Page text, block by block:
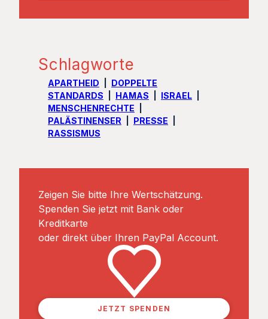
Schlagworte
APARTHEID
DOPPELTE
STANDARDS
HAMAS
ISRAEL
MENSCHENRECHTE
PALÄSTINENSER
PRESSE
RASSISMUS
Zeigen Sie bitte Ihre Wertschätzung.
Spenden Sie jetzt mit Bank oder
Kreditkarte
oder direkt über Ihren PayPal Account.
JETZT SPENDEN